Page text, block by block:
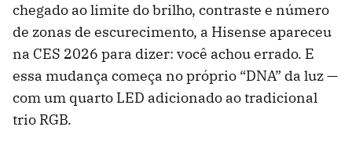
chegado ao limite do brilho, contraste e número
de zonas de escurecimento, a Hisense apareceu
na CES 2026 para dizer: você achou errado. E
essa mudança começa no próprio “DNA” da luz —
com um quarto LED adicionado ao tradicional
trio RGB.